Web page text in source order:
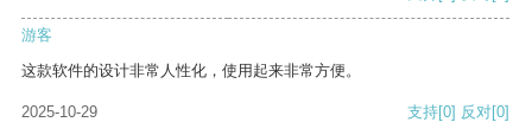
游客
这款软件的设计非常人性化，使用起来非常方便。
2025-10-29 支持[0] 反对[0]